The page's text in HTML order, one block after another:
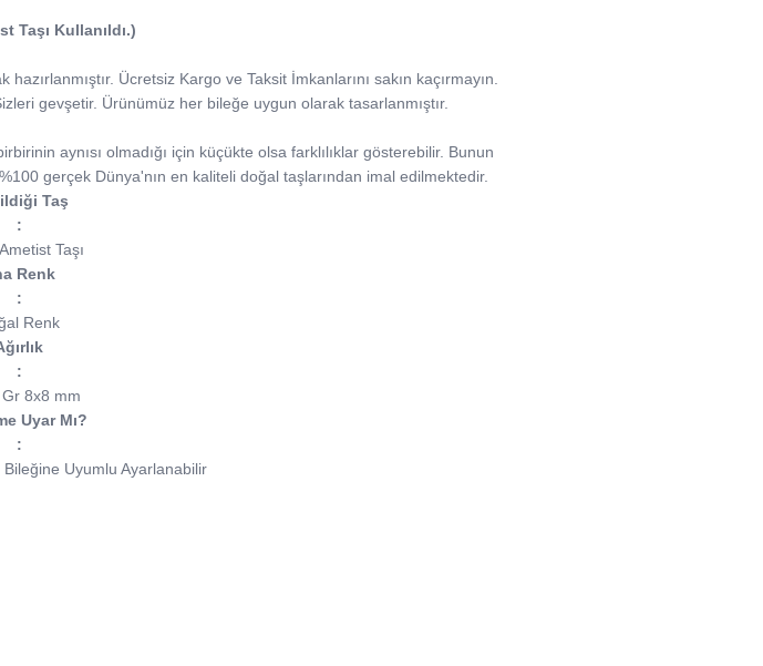
Taşı Kullanıldı.)
Ücretsiz Kargo ve Taksit İmkanlarını sakın kaçırmayın.
gevşetir. Ürünümüz her bileğe uygun olarak tasarlanmıştır.
aynısı olmadığı için küçükte olsa farklılıklar gösterebilir. Bunun
gerçek Dünya'nın en kaliteli doğal taşlarından imal edilmektedir.
Taş
:
Taşı
Renk
:
Renk
:
8x8 mm
Uyar Mı?
:
Uyumlu Ayarlanabilir